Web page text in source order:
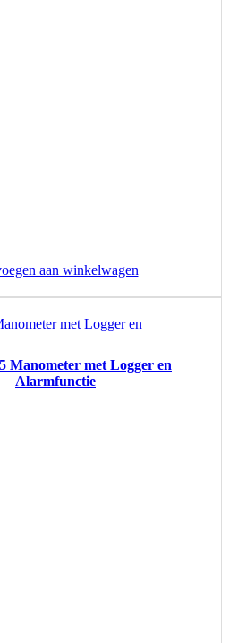
aan winkelwagen
Manometer met Logger en
Alarmfunctie